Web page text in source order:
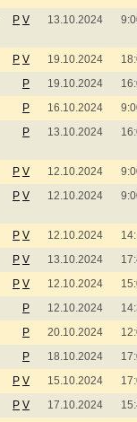
P V 13.10.2024
P V 19.10.2024
P 19.10.2024
P 16.10.2024
P 13.10.2024
P V 12.10.2024
P V 12.10.2024
P V 12.10.2024
P V 13.10.2024
P V 12.10.2024
P 12.10.2024
P 20.10.2024
P 18.10.2024
P V 15.10.2024
P V 17.10.2024